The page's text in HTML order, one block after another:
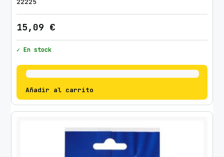
22225
15,09 €
✓ En stock
Añadir al carrito